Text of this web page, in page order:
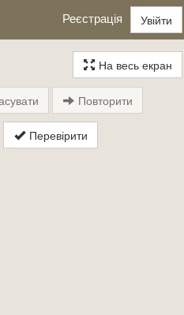
Реєстрація Увійти
На весь екран
Перевірити
Повторити